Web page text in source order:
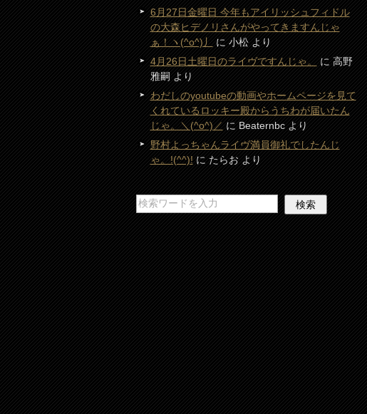
6月27日金曜日 今年もアイリッシュフィドル
の大森ヒデノリさんがやってきますんじゃ
ぁ！ヽ(^o^)丿に小松より
4月26日土曜日のライヴですんじゃ。に高野
雅嗣より
わだしのyoutubeの動画やホームページを見て
くれているロッキー殿からうちわが届いたん
じゃ。＼(^o^)／にBeaternbcより
野村よっちゃんライヴ満員御礼でしたんじ
ゃ。!(^^)!にたらおより